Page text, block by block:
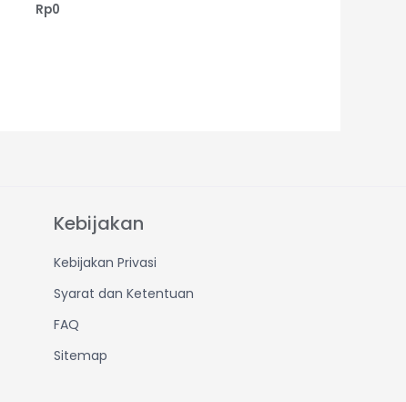
Rp0
Kebijakan
Kebijakan Privasi
Syarat dan Ketentuan
FAQ
Sitemap